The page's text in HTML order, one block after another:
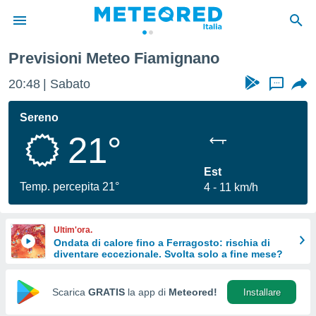
di
per
le
di
Web
Previsioni Meteo Fiamignano
20:48 Sabato ...
Sereno
21°
Temp. percepita 21°
Est
4
11 km/h
Ultim'ora.
Ondata di calore fino a Ferragosto: rischia di
diventare eccezionale. Svolta solo a fine mese?
Scarica GRATIS la app di Meteored! Installare